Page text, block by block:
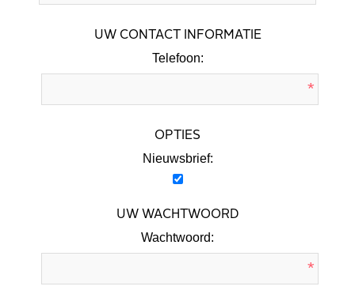
UW CONTACT INFORMATIE
Telefoon:
*
OPTIES
Nieuwsbrief:
UW WACHTWOORD
Wachtwoord:
*